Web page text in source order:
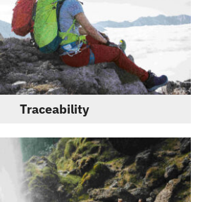
Traceability